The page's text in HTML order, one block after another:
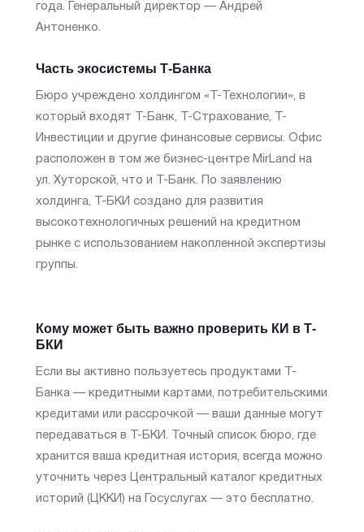
года. Генеральный директор — Андрей
Антоненко.
Часть экосистемы Т-Банка
Бюро учреждено холдингом «Т-Технологии», в
который входят Т-Банк, Т-Страхование, Т-
Инвестиции и другие финансовые сервисы. Офис
расположен в том же бизнес-центре MirLand на
ул. Хуторской, что и Т-Банк. По заявлению
холдинга, Т-БКИ создано для развития
высокотехнологичных решений на кредитном
рынке с использованием накопленной экспертизы
группы.
Кому может быть важно проверить КИ в Т-
БКИ
Если вы активно пользуетесь продуктами Т-
Банка — кредитными картами, потребительскими
кредитами или рассрочкой — ваши данные могут
передаваться в Т-БКИ. Точный список бюро, где
хранится ваша кредитная история, всегда можно
уточнить через Центральный каталог кредитных
историй (ЦККИ) на Госуслугах — это бесплатно.